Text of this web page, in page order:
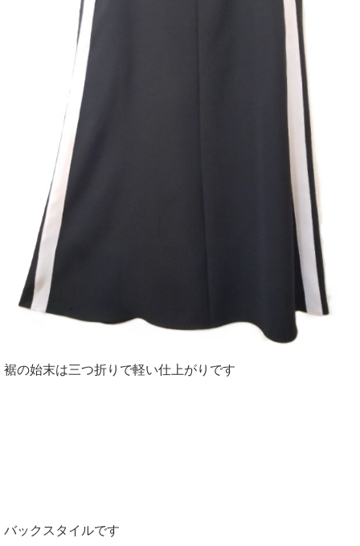
裾の始末は三つ折りで軽い仕上がりです
バックスタイルです